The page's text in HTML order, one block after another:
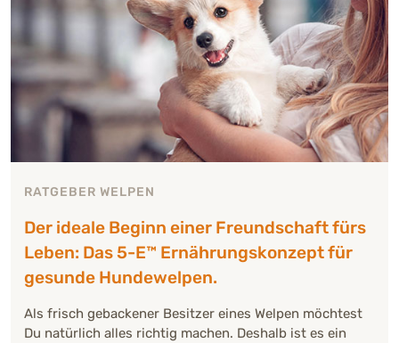
RATGEBER WELPEN
Der ideale Beginn einer Freundschaft fürs
Leben: Das 5-E™ Ernährungskonzept für
gesunde Hundewelpen.
Als frisch gebackener Besitzer eines Welpen möchtest
Du natürlich alles richtig machen. Deshalb ist es ein